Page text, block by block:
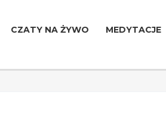
CZATY NA ŻYWO MEDYTACJE